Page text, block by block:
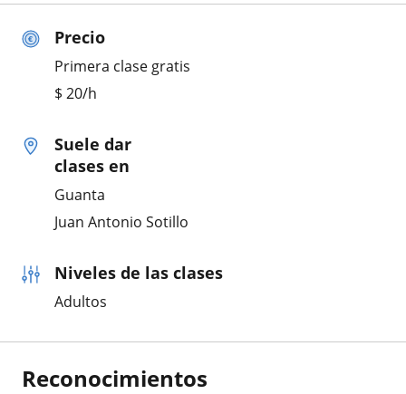
Precio
Primera clase gratis
$ 20/h
Suele dar
clases en
Guanta
Juan Antonio Sotillo
Niveles de las clases
Adultos
Reconocimientos